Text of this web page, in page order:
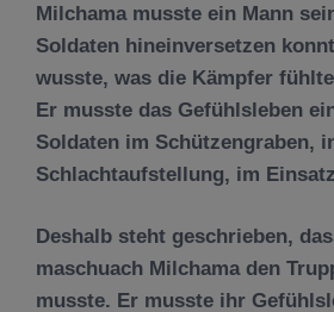
Milchama musste ein Mann
Soldaten hineinversetzen
wusste, was die Kämpfer
Er musste das Gefühlsleben
Soldaten im Schützengraben,
Schlachtaufstellung, im
Deshalb steht geschrieben,
maschuach Milchama den
musste. Er musste ihr